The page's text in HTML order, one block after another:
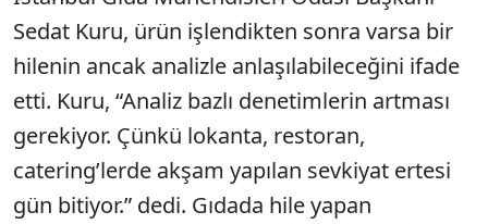
Sedat Kuru, ürün işlendikten sonra varsa bir
hilenin ancak analizle anlaşılabileceğini ifade
etti. Kuru, “Analiz bazlı denetimlerin artması
gerekiyor. Çünkü lokanta, restoran,
catering’lerde akşam yapılan sevkiyat ertesi
gün bitiyor.” dedi. Gıdada hile yapan